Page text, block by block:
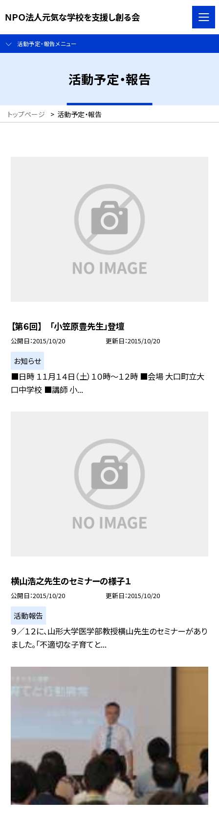
ＮＰＯ法人元気な学校を支援し創る会
活動予定・報告メニュー
活動予定・報告
トップページ > 活動予定・報告
【第６回】 「小笠原豊先生」登壇
公開日 2015/10/20 更新日 2015/10/20
お知らせ
■日時 １１月１４日（土）１０時〜１２時 ■会場 大口町立大
口中学校 ■講師 小...
横山浩之先生のセミナーの様子１
公開日 2015/10/20 更新日 2015/10/20
活動報告
９／１２に、山形大学医学部教授横山先生のセミナーがあり
ました。「不適切な子育てと...